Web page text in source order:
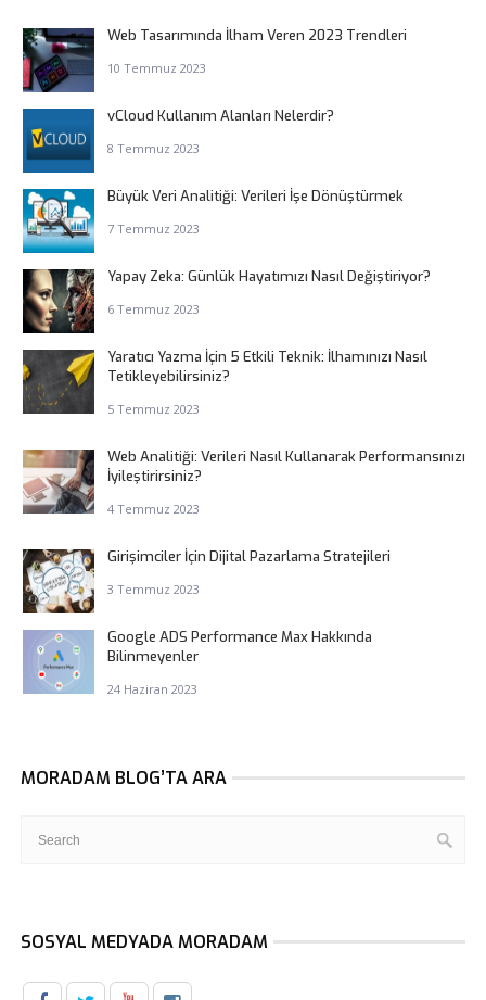
Web Tasarımında İlham Veren 2023 Trendleri
10 Temmuz 2023
vCloud Kullanım Alanları Nelerdir?
8 Temmuz 2023
Büyük Veri Analitiği: Verileri İşe Dönüştürmek
7 Temmuz 2023
Yapay Zeka: Günlük Hayatımızı Nasıl Değiştiriyor?
6 Temmuz 2023
Yaratıcı Yazma İçin 5 Etkili Teknik: İlhamınızı Nasıl
Tetikleyebilirsiniz?
5 Temmuz 2023
Web Analitiği: Verileri Nasıl Kullanarak Performansınızı
İyileştirirsiniz?
4 Temmuz 2023
Girişimciler İçin Dijital Pazarlama Stratejileri
3 Temmuz 2023
Google ADS Performance Max Hakkında
Bilinmeyenler
24 Haziran 2023
MORADAM BLOG’TA ARA
SOSYAL MEDYADA MORADAM